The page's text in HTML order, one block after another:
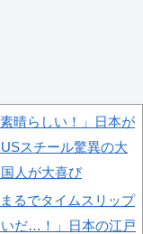
晴らしい！」日本が
スチール驚異の大
人が大喜び
るでタイムスリップ
いだ…！」日本の江戸